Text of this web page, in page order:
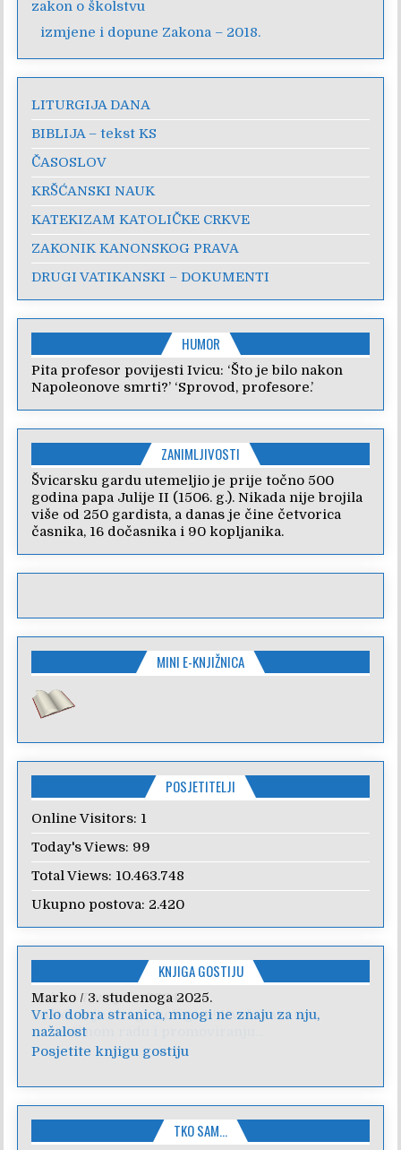
zakon o školstvu
izmjene i dopune Zakona – 2018.
LITURGIJA DANA
BIBLIJA – tekst KS
ČASOSLOV
KRŠĆANSKI NAUK
KATEKIZAM KATOLIČKE CRKVE
ZAKONIK KANONSKOG PRAVA
DRUGI VATIKANSKI – DOKUMENTI
HUMOR
Pita profesor povijesti Ivicu: ‘Što je bilo nakon
Napoleonove smrti?’ ‘Sprovod, profesore.’
ZANIMLJIVOSTI
Švicarsku gardu utemeljio je prije točno 500
godina papa Julije II (1506. g.). Nikada nije brojila
više od 250 gardista, a danas je čine četvorica
časnika, 16 dočasnika i 90 kopljanika.
MINI E-KNJIŽNICA
POSJETITELJI
Online Visitors: 1
Today's Views: 99
Total Views: 10.463.748
Ukupno postova: 2.420
KNJIGA GOSTIJU
Anica/7. veljače 2024.
Poštovanje, draga kolegice! Hvala Vam na
nesebičnom radu i promoviranju...
Posjetite knjigu gostiju
TKO SAM…